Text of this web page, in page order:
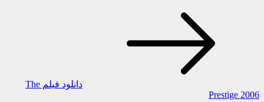
دانلود فیلم The
Prestige 2006